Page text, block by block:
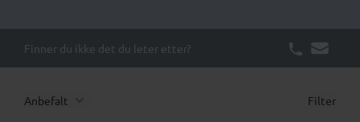
Finner du ikke det du leter etter?
Anbefalt Filter